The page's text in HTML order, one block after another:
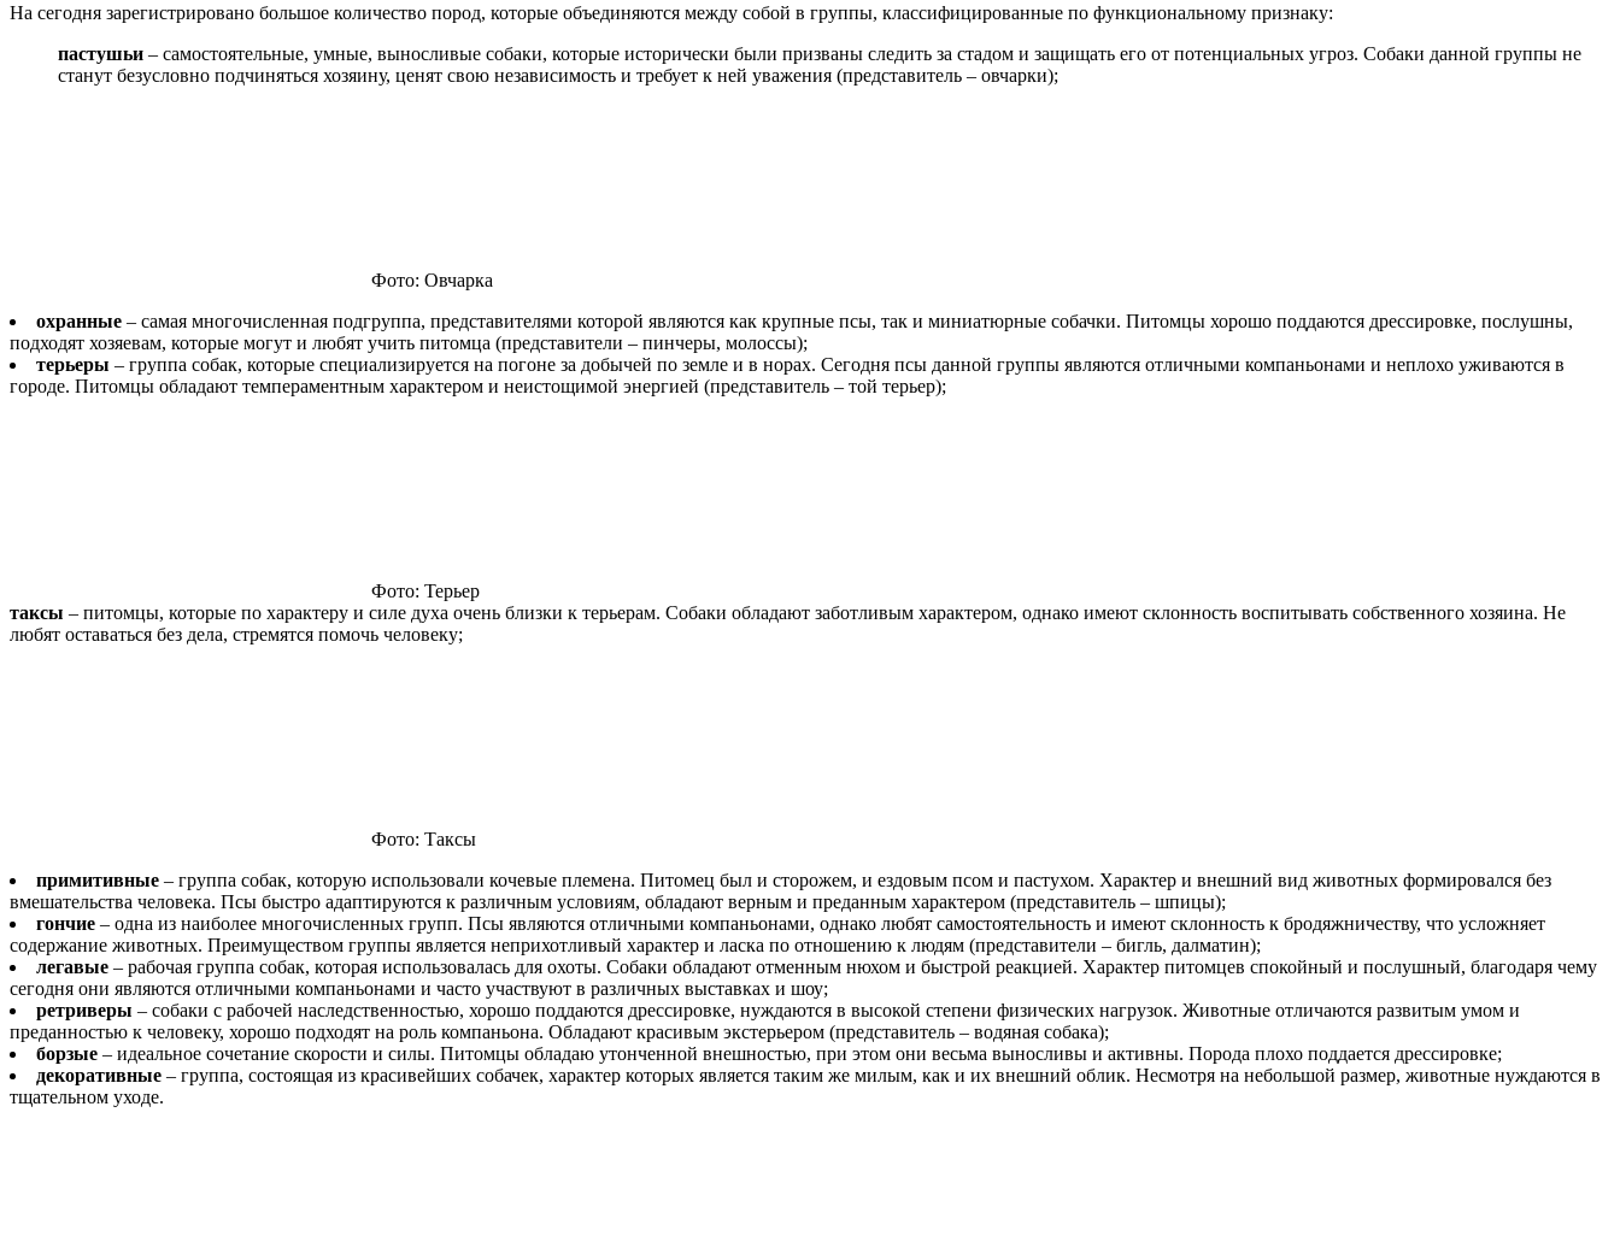
На сегодня зарегистрировано большое количество пород, которые объединяются между собой в группы, классифицированные по функциональному признаку:
пастушьи – самостоятельные, умные, выносливые собаки, которые исторически были призваны следить за стадом и защищать его от потенциальных угроз. Собаки данной группы не
станут безусловно подчиняться хозяину, ценят свою независимость и требует к ней уважения (представитель – овчарки);
Фото: Овчарка
охранные – самая многочисленная подгруппа, представителями которой являются как крупные псы, так и миниатюрные собачки. Питомцы хорошо поддаются дрессировке, послушны,
подходят хозяевам, которые могут и любят учить питомца (представители – пинчеры, молоссы);
терьеры – группа собак, которые специализируется на погоне за добычей по земле и в норах. Сегодня псы данной группы являются отличными компаньонами и неплохо уживаются в
городе. Питомцы обладают темпераментным характером и неистощимой энергией (представитель – той терьер);
Фото: Терьер
таксы – питомцы, которые по характеру и силе духа очень близки к терьерам. Собаки обладают заботливым характером, однако имеют склонность воспитывать собственного хозяина. Не
любят оставаться без дела, стремятся помочь человеку;
Фото: Таксы
примитивные – группа собак, которую использовали кочевые племена. Питомец был и сторожем, и ездовым псом и пастухом. Характер и внешний вид животных формировался без
вмешательства человека. Псы быстро адаптируются к различным условиям, обладают верным и преданным характером (представитель – шпицы);
гончие – одна из наиболее многочисленных групп. Псы являются отличными компаньонами, однако любят самостоятельность и имеют склонность к бродяжничеству, что усложняет
содержание животных. Преимуществом группы является неприхотливый характер и ласка по отношению к людям (представители – бигль, далматин);
легавые – рабочая группа собак, которая использовалась для охоты. Собаки обладают отменным нюхом и быстрой реакцией. Характер питомцев спокойный и послушный, благодаря чему
сегодня они являются отличными компаньонами и часто участвуют в различных выставках и шоу;
ретриверы – собаки с рабочей наследственностью, хорошо поддаются дрессировке, нуждаются в высокой степени физических нагрузок. Животные отличаются развитым умом и
преданностью к человеку, хорошо подходят на роль компаньона. Обладают красивым экстерьером (представитель – водяная собака);
борзые – идеальное сочетание скорости и силы. Питомцы обладаю утонченной внешностью, при этом они весьма выносливы и активны. Порода плохо поддается дрессировке;
декоративные – группа, состоящая из красивейших собачек, характер которых является таким же милым, как и их внешний облик. Несмотря на небольшой размер, животные нуждаются в
тщательном уходе.